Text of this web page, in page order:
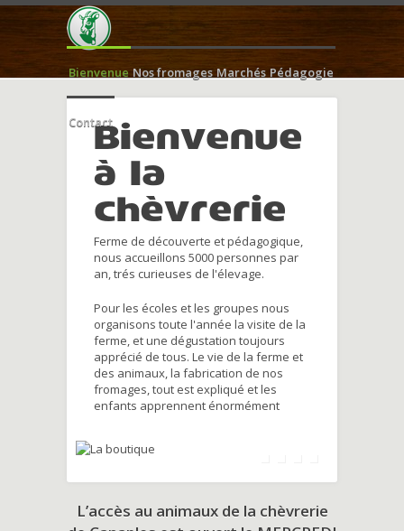
Bienvenue Nos fromages Marchés Pédagogie
ContactBienvenue
à la
chèvrerie
Ferme de découverte et pédagogique,
nous accueillons 5000 personnes par
an, trés curieuses de l'élevage.
Pour les écoles et les groupes nous
organisons toute l'année la visite de la
ferme, et une dégustation toujours
apprécié de tous. Le vie de la ferme et
des animaux, la fabrication de nos
fromages, tout est expliqué et les
enfants apprennent énormément
L’accès au animaux de la chèvrerie